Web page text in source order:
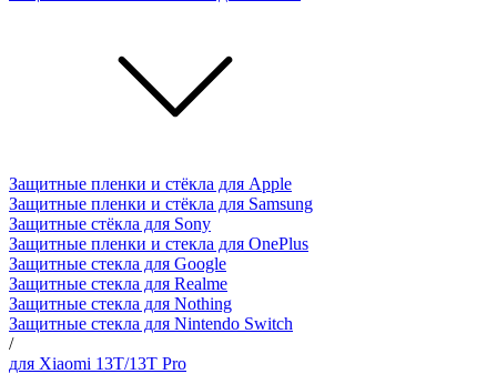
Защитные пленки и стёкла для Apple
Защитные пленки и стёкла для Samsung
Защитные стёкла для Sony
Защитные пленки и стекла для OnePlus
Защитные стекла для Google
Защитные стекла для Realme
Защитные стекла для Nothing
Защитные стекла для Nintendo Switch
/
для Xiaomi 13T/13T Pro